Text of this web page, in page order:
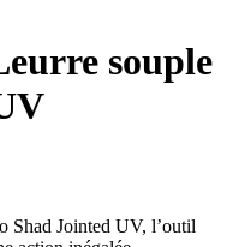
souple
Shad Jointed UV, l’outil